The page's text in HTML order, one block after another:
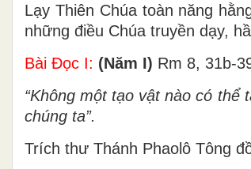
Lạy Thiên Chúa toàn năng
những điều Chúa truyền dạy,
Bài Ðọc I: (Năm I) Rm 8, 31b-
“Không một tạo vật nào có thể
chúng ta”.
Trích thư Thánh Phaolô Tông